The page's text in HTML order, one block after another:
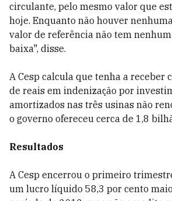
circulante, pelo mesmo valor que
hoje. Enquanto não houver
valor de referência não tem
baixa", disse.
A Cesp calcula que tenha a receber
de reais em indenização por
amortizados nas três usinas não
o governo ofereceu cerca de 1,8
Resultados
A Cesp encerrou o primeiro
um lucro líquido 58,3 por cento